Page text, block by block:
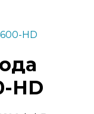
HD
HD